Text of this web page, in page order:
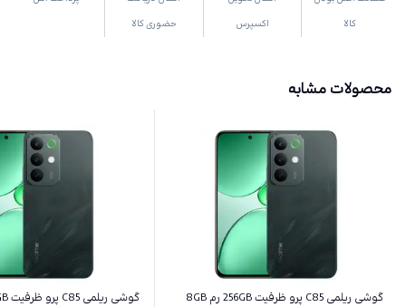
کالا
اکسپرس
حضوری کالا
محصولات مشابه
گوشی ریلمی C85 پرو ظرفیت 256GB رم 8GB گوشی ریلمی C85 پرو ظرفیت 128GB رم 8GB